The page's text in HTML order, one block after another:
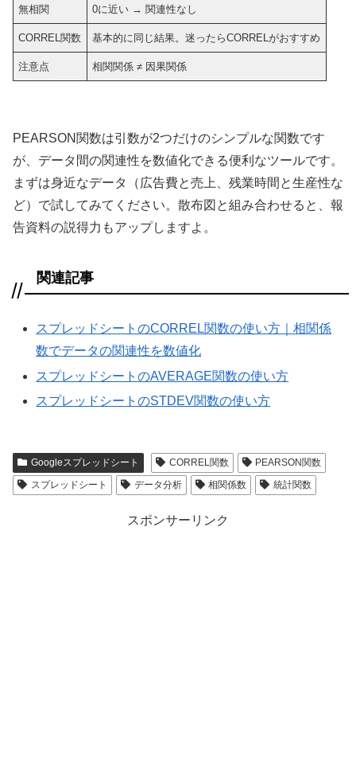
無相関 0に近い → 関連性なし
CORREL関数 基本的に同じ結果。迷ったらCORRELがおすすめ
注意点 相関関係 ≠ 因果関係
PEARSON関数は引数が2つだけのシンプルな関数です
が、データ間の関連性を数値化できる便利なツールです。
まずは身近なデータ（広告費と売上、残業時間と生産性な
ど）で試してみてください。散布図と組み合わせると、報
告資料の説得力もアップしますよ。
関連記事
スプレッドシートのCORREL関数の使い方｜相関係
数でデータの関連性を数値化
スプレッドシートのAVERAGE関数の使い方
スプレッドシートのSTDEV関数の使い方
Googleスプレッドシート CORREL関数
PEARSON関数
スプレッドシート
データ分析 相関係数 統計関数
スポンサーリンク